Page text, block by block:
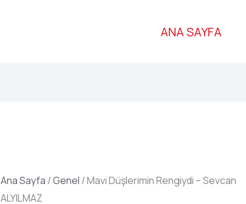
ANA SAYFA
Ana Sayfa /Genel / Mavi Düşlerimin Rengiydi – Sevcan
ALYILMAZ